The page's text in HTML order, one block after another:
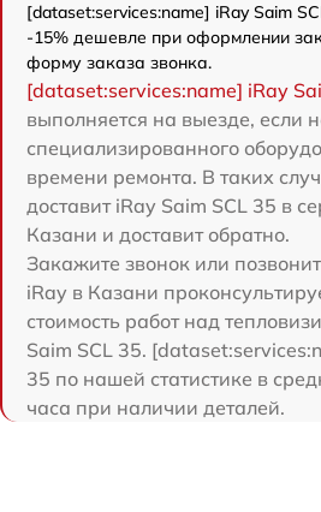
[dataset:services:name] iRay Saim
-15% дешевле при оформлении
форму заказа звонка.
[dataset:services:name] iRay
выполняется на выезде, если
специализированного
времени ремонта. В таких
доставит iRay Saim SCL 35 в
Казани и доставит обратно.
Закажите звонок или
iRay в Казани
стоимость работ над
Saim SCL 35.
35 по нашей статистике в
часа при наличии деталей.